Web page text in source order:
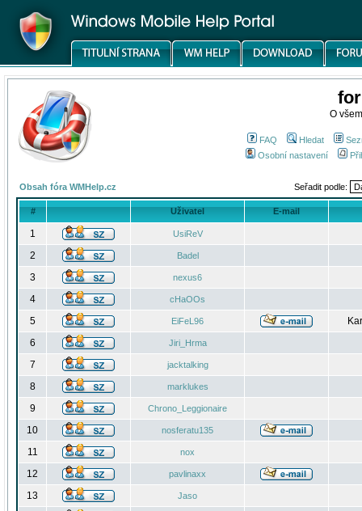
O
FAQ Hledat
Osobní nastavení
Obsah fóra WMHelp.cz Seřadit podle:
# Uživatel E-mail
1 UsiReV
2 Badel
3 nexus6
4 cHaOOs
5 EiFeL96
6
Jiri_Hrma
7 jacktalking
8 marklukes
9 Chrono_Leggionaire
10 nosferatu135
11 nox
12 pavlinaxx
13 Jaso